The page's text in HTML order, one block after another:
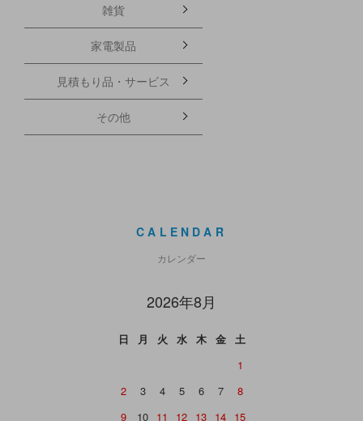
雑貨
家電製品
見積もり品・サービス
その他
CALENDAR
カレンダー
2026年8月
日 月 火 水 木 金
土
1
2
3 4 5 6 7
8
9
10 11 12 13 14 15